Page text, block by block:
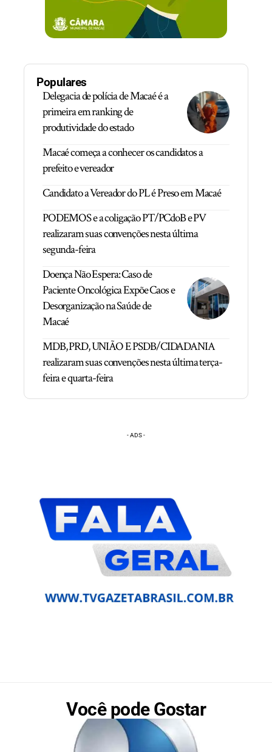
Populares
Delegacia de polícia de Macaé é a
primeira em ranking de
produtividade do estado
Macaé começa a conhecer os candidatos a
prefeito e vereador
Candidato a Vereador do PL é Preso em Macaé
PODEMOS e a coligação PT/PCdoB e PV
realizaram suas convenções nesta última
segunda-feira
Doença Não Espera: Caso de
Paciente Oncológica Expõe Caos e
Desorganização na Saúde de
Macaé
MDB, PRD, UNIÃO E PSDB/CIDADANIA
realizaram suas convenções nesta última terça-
feira e quarta-feira
- ADS -
Você pode Gostar